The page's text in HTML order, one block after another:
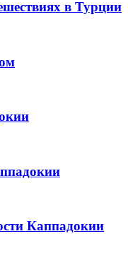
в Турции
Каппадокии